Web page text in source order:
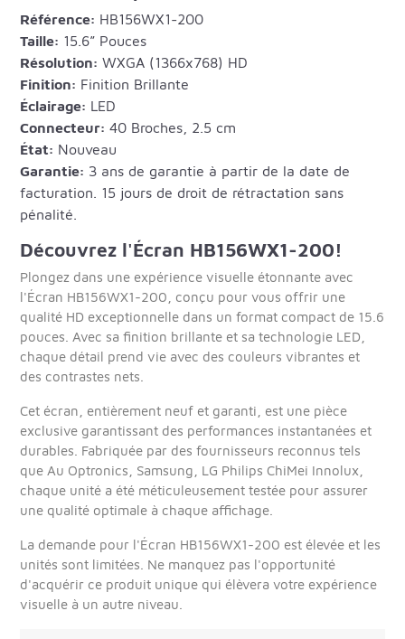
Référence: HB156WX1-200
Taille: 15.6” Pouces
Résolution: WXGA (1366x768) HD
Finition: Finition Brillante
Éclairage: LED
Connecteur: 40 Broches, 2.5 cm
État: Nouveau
Garantie: 3 ans de garantie à partir de la date de
facturation. 15 jours de droit de rétractation sans
pénalité.
Découvrez l'Écran HB156WX1-200!
Plongez dans une expérience visuelle étonnante avec
l'Écran HB156WX1-200, conçu pour vous offrir une
qualité HD exceptionnelle dans un format compact de 15.6
pouces. Avec sa finition brillante et sa technologie LED,
chaque détail prend vie avec des couleurs vibrantes et
des contrastes nets.
Cet écran, entièrement neuf et garanti, est une pièce
exclusive garantissant des performances instantanées et
durables. Fabriquée par des fournisseurs reconnus tels
que Au Optronics, Samsung, LG Philips ChiMei Innolux,
chaque unité a été méticuleusement testée pour assurer
une qualité optimale à chaque affichage.
La demande pour l'Écran HB156WX1-200 est élevée et les
unités sont limitées. Ne manquez pas l'opportunité
d'acquérir ce produit unique qui élèvera votre expérience
visuelle à un autre niveau.